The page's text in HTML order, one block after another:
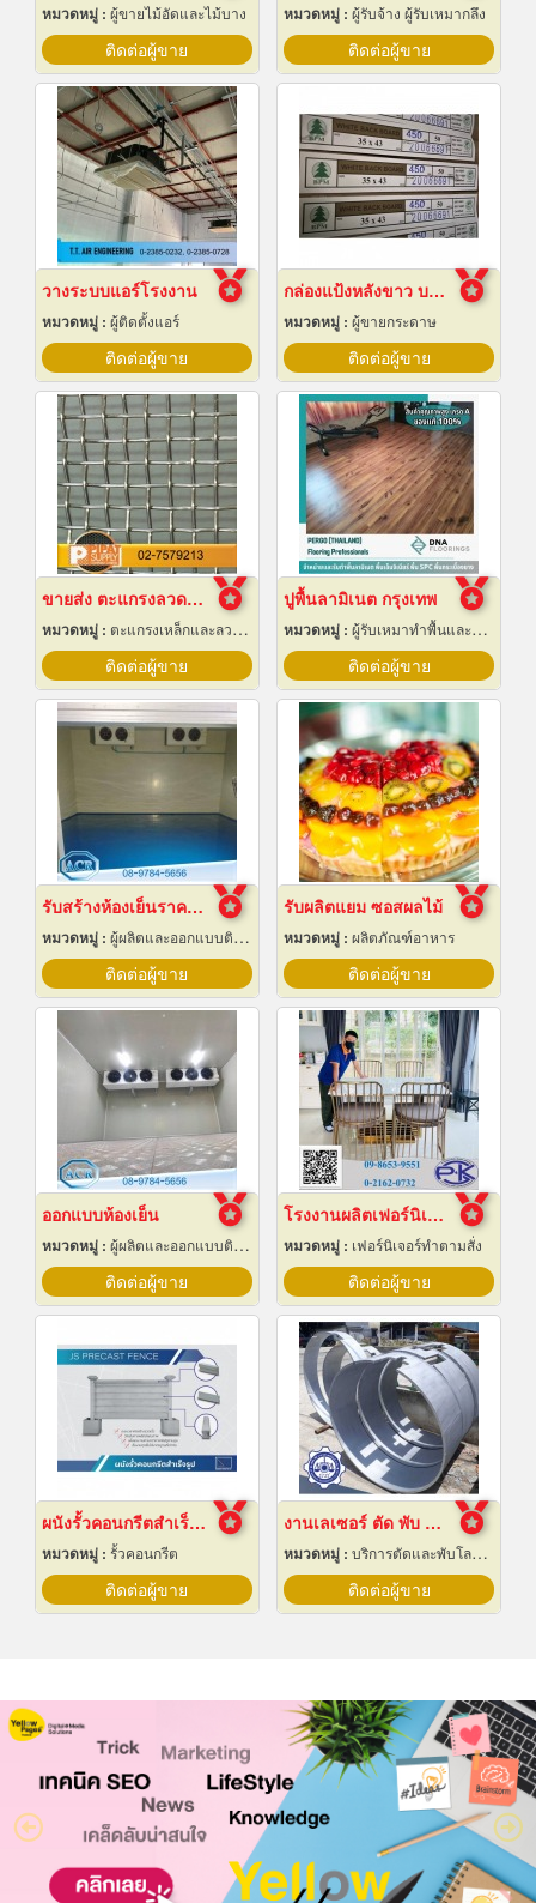
หมวดหมู่ : ผู้ขายไม้อัดและไม้บาง
ติดต่อผู้ขาย
หมวดหมู่ : ผู้รับจ้าง ผู้รับเหมากลึง
ติดต่อผู้ขาย
วางระบบแอร์โรงงาน
หมวดหมู่ : ผู้ติดตั้งแอร์
ติดต่อผู้ขาย
กล่องแป้งหลังขาว บางเลนเกรดA(BL-Aหลังขาว)
หมวดหมู่ : ผู้ขายกระดาษ
ติดต่อผู้ขาย
ขายส่ง ตะแกรงลวดสานสแตนเลส
หมวดหมู่ : ตะแกรงเหล็กและลวดตาข่าย
ติดต่อผู้ขาย
ปูพื้นลามิเนต กรุงเทพ
หมวดหมู่ : ผู้รับเหมาทำพื้นและทางเดิน
ติดต่อผู้ขาย
รับสร้างห้องเย็นราคาถูก
หมวดหมู่ : ผู้ผลิตและออกแบบติดตั้งห้องเย็น
ติดต่อผู้ขาย
รับผลิตแยม ซอสผลไม้
หมวดหมู่ : ผลิตภัณฑ์อาหาร
ติดต่อผู้ขาย
ออกแบบห้องเย็น
หมวดหมู่ : ผู้ผลิตและออกแบบติดตั้งห้องเย็น
ติดต่อผู้ขาย
โรงงานผลิตเฟอร์นิเจอร์สเตนเลสหรู
หมวดหมู่ : เฟอร์นิเจอร์ทำตามสั่ง
ติดต่อผู้ขาย
ผนังรั้วคอนกรีตสำเร็จรูป
หมวดหมู่ : รั้วคอนกรีต
ติดต่อผู้ขาย
งานเลเซอร์ ตัด พับ ม้วนโลหะ นครปฐม
หมวดหมู่ : บริการตัดและพับโลหะด้วยเลเซอร์
ติดต่อผู้ขาย